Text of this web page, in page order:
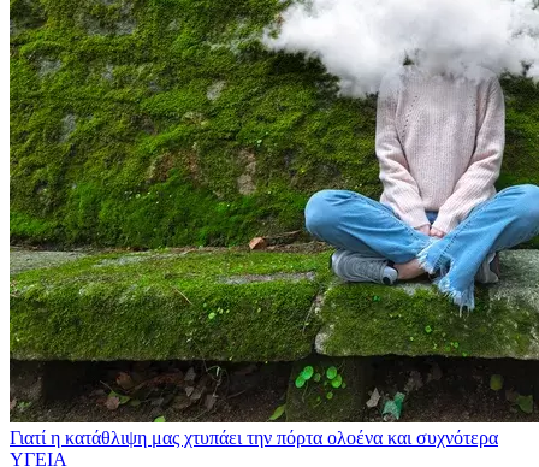
Γιατί η κατάθλιψη μας χτυπάει την πόρτα ολοένα και συχνότερα
ΥΓΕΙΑ